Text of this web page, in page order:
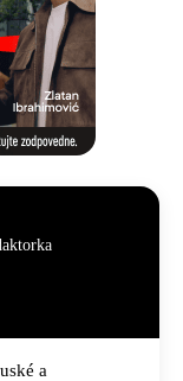
a